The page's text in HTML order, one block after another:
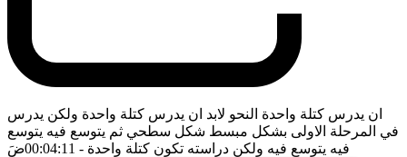
ان يدرس كتلة واحدة النحو لابد ان يدرس كتلة واحدة ولكن يدرس
في المرحلة الاولى بشكل مبسط شكل سطحي ثم يتوسع فيه يتوسع
فيه يتوسع فيه ولكن دراسته تكون كتلة واحدة - 00:04:11 ضَ